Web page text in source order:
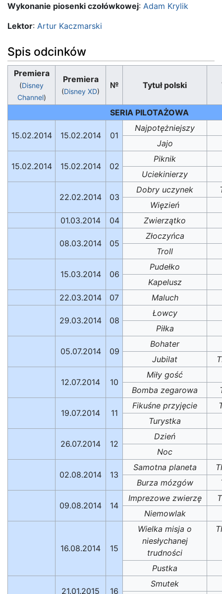
Wykonanie piosenki czołówkowej: Adam Krylik
Lektor: Artur Kaczmarski
Spis odcinków
Premiera
(Disney
Channel)
Premiera
(Disney XD)
№ Tytuł polski
SERIA PILOTAŻOWA
15.02.2014 15.02.2014 01
Najpotężniejszy
Jajo
15.02.2014 15.02.2014 02
Piknik
Uciekinierzy
22.02.2014 03
Dobry uczynek
Więzień
01.03.2014
04 Zwierzątko
08.03.2014 05
Złoczyńca
Troll
15.03.2014 06
Pudełko
Kapelusz
22.03.2014
07 Maluch
29.03.2014 08
Łowcy
Piłka
05.07.2014 09
Bohater
Jubilat
12.07.2014 10
Miły gość
Bomba zegarowa
19.07.2014 11
Fikuśne przyjęcie
Turystka
26.07.2014 12
Dzień
Noc
02.08.2014 13
Samotna planeta
Burza mózgów
09.08.2014 14
Imprezowe zwierzę
Niemowlak
16.08.2014 15
Wielka misja o
niesłychanej
trudności
Pustka
21.01.2015 16
Smutek